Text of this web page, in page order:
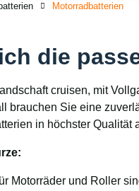
Motorradbatterien
die
cruisen, mit
brauchen Sie eine
in höchster Qualität
Motorräder und Roller